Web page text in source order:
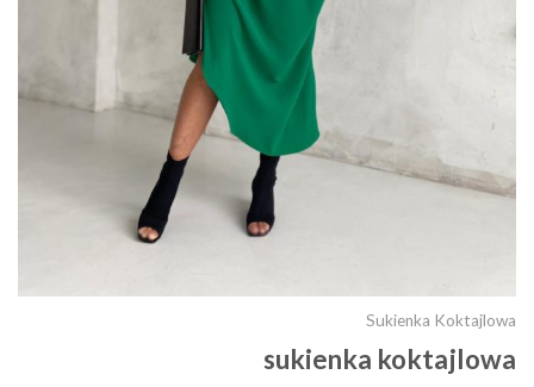
Sukienka Koktajlowa
sukienka koktajlowa